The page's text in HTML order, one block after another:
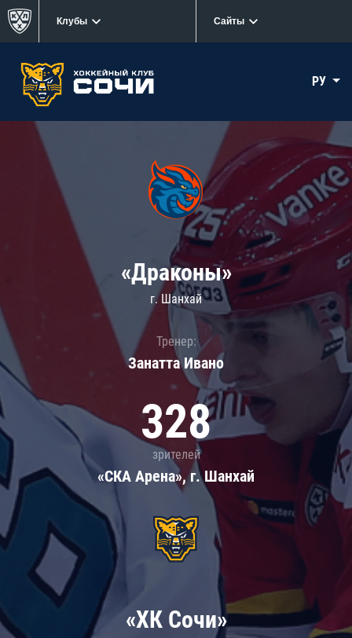
Клубы Сайты
РУ
«Драконы»
г. Шанхай
Тренер:
Занатта Иванo
328
зрителей
«СКА Арена», г. Шанхай
«ХК Сочи»